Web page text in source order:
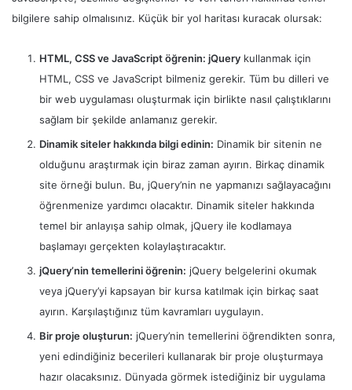
bilgilere sahip olmalısınız. Küçük bir yol haritası kuracak olursak:
HTML, CSS ve JavaScript öğrenin: jQuery kullanmak için
HTML, CSS ve JavaScript bilmeniz gerekir. Tüm bu dilleri ve
bir web uygulaması oluşturmak için birlikte nasıl çalıştıklarını
sağlam bir şekilde anlamanız gerekir.
Dinamik siteler hakkında bilgi edinin: Dinamik bir sitenin ne
olduğunu araştırmak için biraz zaman ayırın. Birkaç dinamik
site örneği bulun. Bu, jQuery’nin ne yapmanızı sağlayacağını
öğrenmenize yardımcı olacaktır. Dinamik siteler hakkında
temel bir anlayışa sahip olmak, jQuery ile kodlamaya
başlamayı gerçekten kolaylaştıracaktır.
jQuery’nin temellerini öğrenin: jQuery belgelerini okumak
veya jQuery’yi kapsayan bir kursa katılmak için birkaç saat
ayırın. Karşılaştığınız tüm kavramları uygulayın.
Bir proje oluşturun: jQuery’nin temellerini öğrendikten sonra,
yeni edindiğiniz becerileri kullanarak bir proje oluşturmaya
hazır olacaksınız. Dünyada görmek istediğiniz bir uygulama